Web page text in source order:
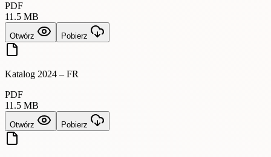
PDF
11.5 MB
Otwórz Pobierz
Katalog 2024 – FR
PDF
11.5 MB
Otwórz Pobierz